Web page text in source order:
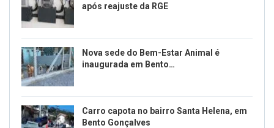
após reajuste da RGE
Nova sede do Bem-Estar Animal é
inaugurada em Bento…
Carro capota no bairro Santa Helena, em
Bento Gonçalves